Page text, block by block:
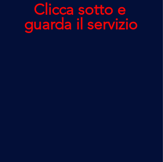
Clicca sotto e
guarda il servizio